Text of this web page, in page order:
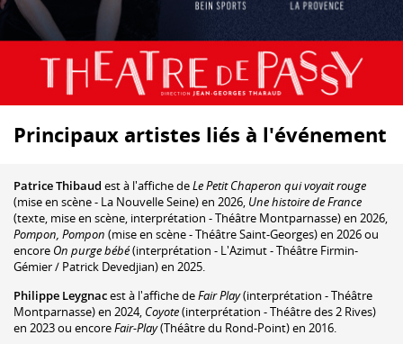
Principaux artistes liés à l'événement
Patrice Thibaud est à l'affiche deLe Petit Chaperon qui voyait rouge
(mise en scène - La Nouvelle Seine) en 2026, Une histoire de France
(texte, mise en scène, interprétation - Théâtre Montparnasse) en 2026,
Pompon, Pompon (mise en scène - Théâtre Saint-Georges) en 2026 ou
encore On purge bébé(interprétation - L'Azimut - Théâtre Firmin-
Gémier / Patrick Devedjian) en 2025.
Philippe Leygnacest à l'affiche deFair Play(interprétation - Théâtre
Montparnasse) en 2024, Coyote(interprétation - Théâtre des 2 Rives)
en 2023 ou encoreFair-Play(Théâtre du Rond-Point) en 2016.